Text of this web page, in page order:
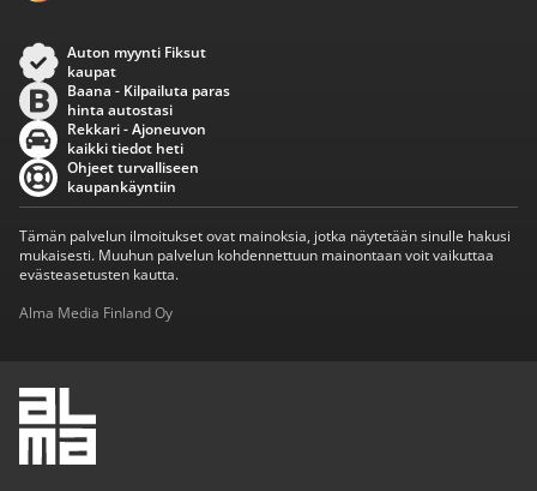
Auton myynti Fiksut
kaupat
Baana - Kilpailuta paras
hinta autostasi
Rekkari - Ajoneuvon
kaikki tiedot heti
Ohjeet turvalliseen
kaupankäyntiin
Tämän palvelun ilmoitukset ovat mainoksia, jotka näytetään sinulle hakusi
mukaisesti. Muuhun palvelun kohdennettuun mainontaan voit vaikuttaa
evästeasetusten kautta.
Alma Media Finland Oy